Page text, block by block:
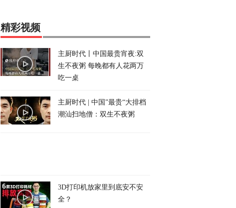
精彩视频
主厨时代丨中国最贵宵夜:双
生不夜粥 每晚都有人花两万
吃一桌
主厨时代 | 中国”最贵“大排档
潮汕扫地僧：双生不夜粥
3D打印机放家里到底安不安
全？